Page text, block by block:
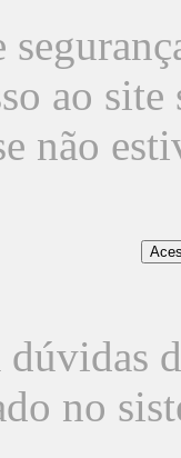
ao
não
no